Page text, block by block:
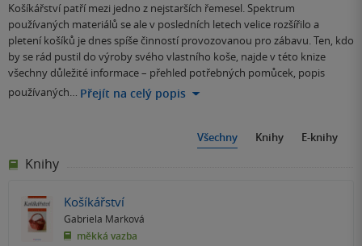
Košíkářství patří mezi jedno z nejstarších řemesel. Spektrum
používaných materiálů se ale v posledních letech velice rozšířilo a
pletení košíků je dnes spíše činností provozovanou pro zábavu. Ten, kdo
by se rád pustil do výroby svého vlastního koše, najde v této knize
všechny důležité informace – přehled potřebných pomůcek, popis
používaných… Přejít na celý popis
Všechny Knihy E-knihy
Knihy
Košíkářství
Gabriela Marková
měkká vazba